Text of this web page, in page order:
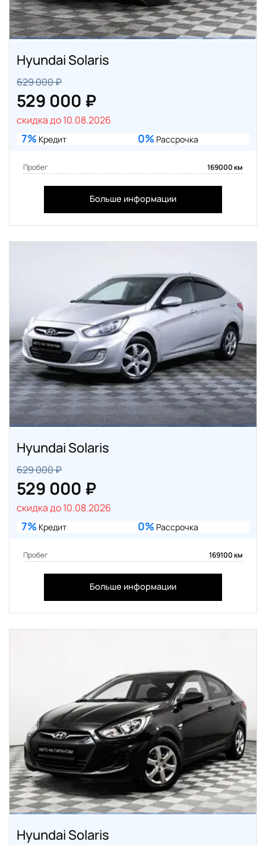
Hyundai Solaris
629 000 ₽
529 000 ₽
скидка до 10.08.2026
7% Кредит 0% Рассрочка
Пробег 169000 км
Больше информации
Hyundai Solaris
629 000 ₽
529 000 ₽
скидка до 10.08.2026
7% Кредит 0% Рассрочка
Пробег 169100 км
Больше информации
Hyundai Solaris